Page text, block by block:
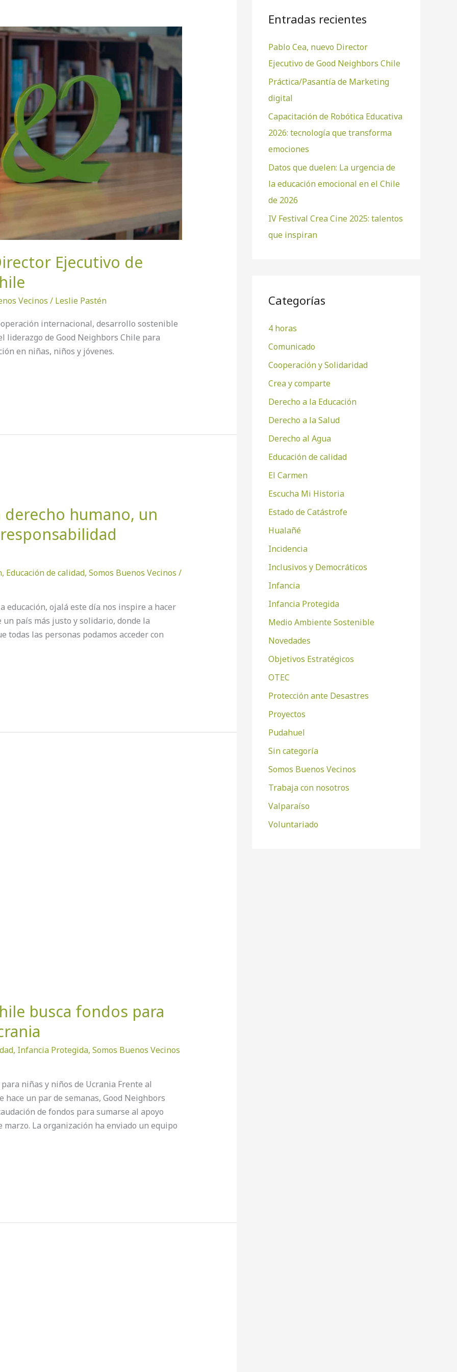
Ejecutivo de
Vecinos / Leslie Pastén
internacional, desarrollo sostenible
liderazgo de Good Neighbors Chile para
en niñas, niños y jóvenes.
derecho humano, un
, Educación de calidad, Somos Buenos Vecinos /
educación, ojalá este día nos inspire a hacer
país más justo y solidario, donde la
todas las personas podamos acceder con
busca fondos para
, Infancia Protegida, Somos Buenos Vecinos
niñas y niños de Ucrania Frente al
un par de semanas, Good Neighbors
de fondos para sumarse al apoyo
La organización ha enviado un equipo
a
p
o
r
:
Entradas recientes
Pablo Cea, nuevo Director
Ejecutivo de Good Neighbors Chile
Práctica/Pasantía de Marketing
digital
Capacitación de Robótica Educativa
2026: tecnología que transforma
emociones
Datos que duelen: La urgencia de
la educación emocional en el Chile
de 2026
IV Festival Crea Cine 2025: talentos
que inspiran
Categorías
4 horas
Comunicado
Cooperación y Solidaridad
Crea y comparte
Derecho a la Educación
Derecho a la Salud
Derecho al Agua
Educación de calidad
El Carmen
Escucha Mi Historia
Estado de Catástrofe
Hualañé
Incidencia
Inclusivos y Democráticos
Infancia
Infancia Protegida
Medio Ambiente Sostenible
Novedades
Objetivos Estratégicos
OTEC
Protección ante Desastres
Proyectos
Pudahuel
Sin categoría
Somos Buenos Vecinos
Trabaja con nosotros
Valparaíso
Voluntariado